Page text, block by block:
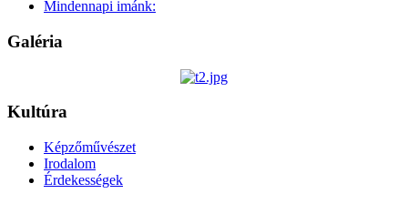
Mindennapi imánk:
Galéria
Kultúra
Képzőművészet
Irodalom
Érdekességek